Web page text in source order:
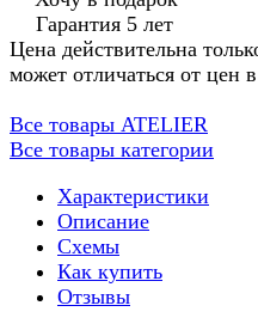
Гарантия 5 лет
Цена действительна
может отличаться от цен
Все товары ATELIER
Все товары категории
Характеристики
Описание
Схемы
Как купить
Отзывы